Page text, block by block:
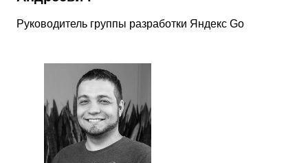
Руководитель группы разработки Яндекс Go